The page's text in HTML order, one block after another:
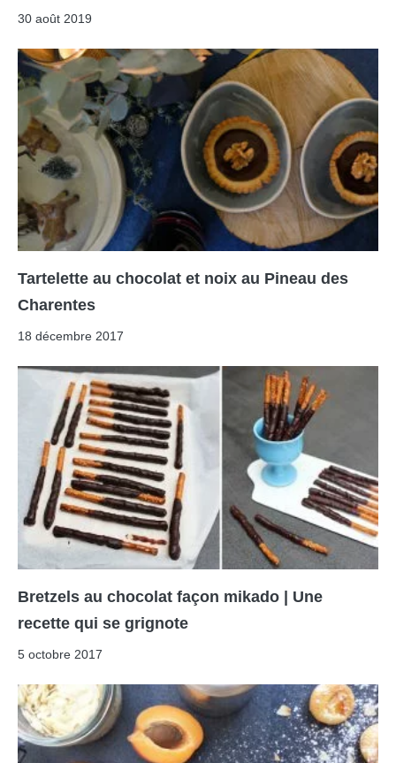
30 août 2019
Tartelette au chocolat et noix au Pineau des
Charentes
18 décembre 2017
Bretzels au chocolat façon mikado | Une
recette qui se grignote
5 octobre 2017